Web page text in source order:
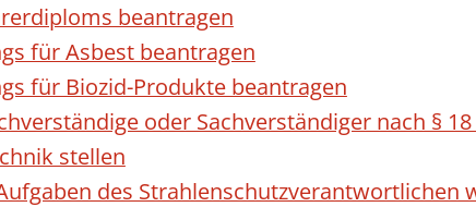
beantragen
für Asbest beantragen
für Biozid-Produkte beantragen
oder Sachverständiger nach §
stellen
des Strahlenschutzverantwortlichen